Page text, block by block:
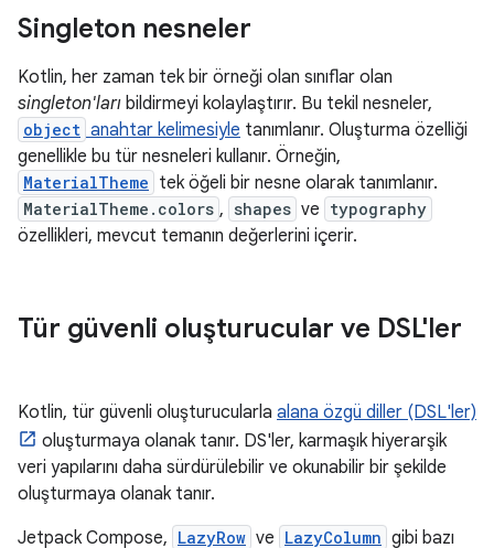
Singleton nesneler
Kotlin, her zaman tek bir örneği olan sınıflar olan
singleton'ları bildirmeyi kolaylaştırır. Bu tekil nesneler,
object anahtar kelimesiyle tanımlanır. Oluşturma özelliği
genellikle bu tür nesneleri kullanır. Örneğin,
MaterialTheme tek öğeli bir nesne olarak tanımlanır.
MaterialTheme.colors , shapes ve typography
özellikleri, mevcut temanın değerlerini içerir.
Tür güvenli oluşturucular ve DSL'ler
Kotlin, tür güvenli oluşturucularla alana özgü diller (DSL'ler)
oluşturmaya olanak tanır. DS'ler, karmaşık hiyerarşik
veri yapılarını daha sürdürülebilir ve okunabilir bir şekilde
oluşturmaya olanak tanır.
Jetpack Compose, LazyRow ve LazyColumn gibi bazı